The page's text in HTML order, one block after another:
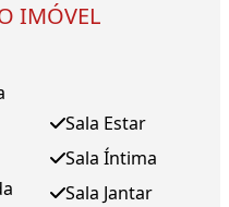
IMÓVEL
Sala Estar
Sala Íntima
Sala Jantar